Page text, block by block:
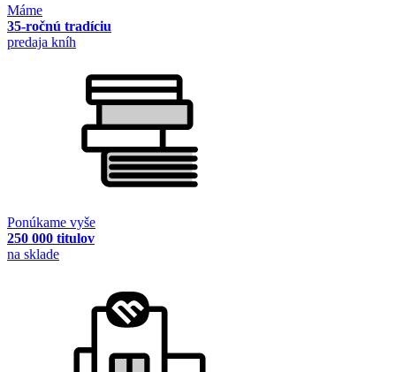
Máme
35-ročnú tradíciu
predaja kníh
Ponúkame vyše
250 000 titulov
na sklade